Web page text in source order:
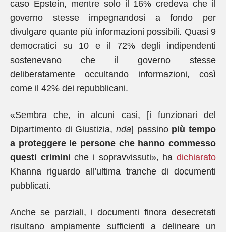
caso Epstein, mentre solo il 16% credeva che il
governo stesse impegnandosi a fondo per
divulgare quante più informazioni possibili. Quasi 9
democratici su 10 e il 72% degli indipendenti
sostenevano che il governo stesse
deliberatamente occultando informazioni, così
come il 42% dei repubblicani.
«Sembra che, in alcuni casi, [i funzionari del
Dipartimento di Giustizia, nda] passino più tempo
a proteggere le persone che hanno commesso
questi crimini che i sopravvissuti», hadichiarato
Khanna riguardo all’ultima tranche di documenti
pubblicati.
Anche se parziali, i documenti finora desecretati
risultano ampiamente sufficienti a delineare un